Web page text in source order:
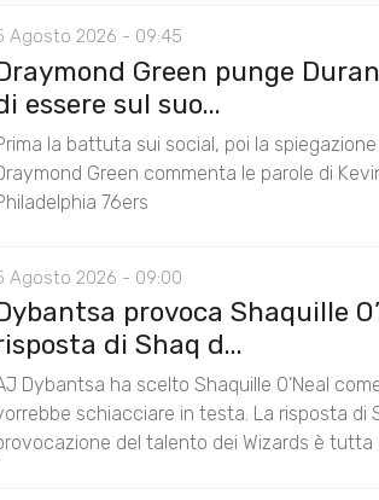
Agosto 2026 - 09:45
Green punge
essere sul suo...
la battuta sui social, poi la
Green commenta le parole di
76ers
Agosto 2026 - 09:00
provoca Shaquille
di Shaq d...
Dybantsa ha scelto Shaquille O’Neal
schiacciare in testa. La risposta di
del talento dei Wizards è tutta